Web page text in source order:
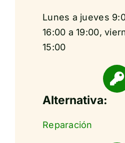
Lunes a jueves
16:00 a 19:00,
15:00
Alternativa:
Reparación